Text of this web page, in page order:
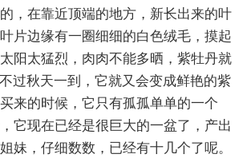
，在靠近顶端的地方，新长出来的叶
片边缘有一圈细细的白色绒毛，摸起
阳太猛烈，肉肉不能多晒，紫牡丹就
过秋天一到，它就又会变成鲜艳的紫
来的时候，它只有孤孤单单的一个
它现在已经是很巨大的一盆了，产出
妹，仔细数数，已经有十几个了呢。